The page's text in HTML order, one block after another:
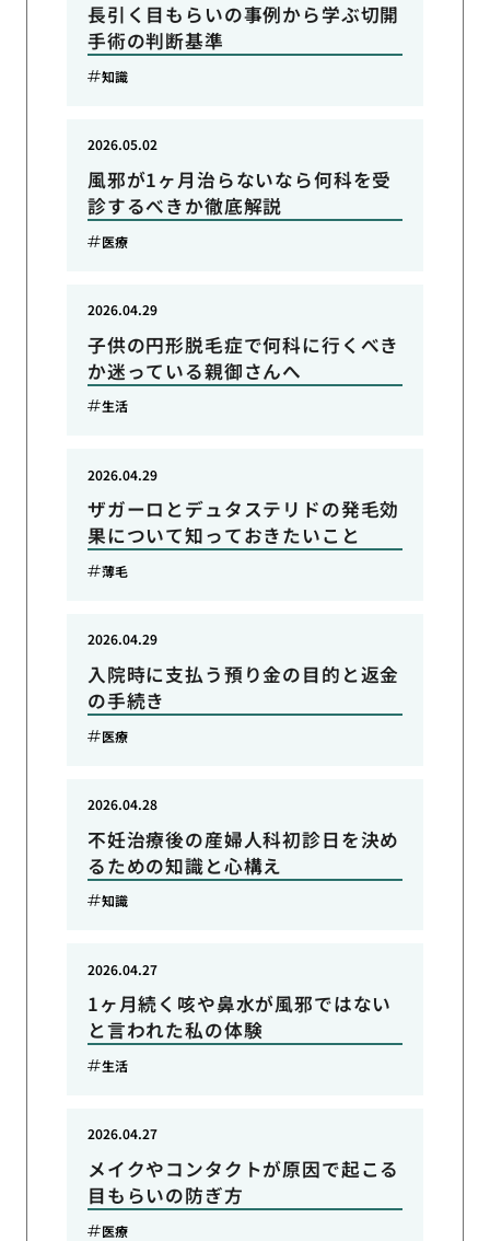
長引く目もらいの事例から学ぶ切開
手術の判断基準
知識
風邪が1ヶ月治らないなら何科を受
診するべきか徹底解説
2026.05.02
医療
子供の円形脱毛症で何科に行くべき
か迷っている親御さんへ
2026.04.29
生活
ザガーロとデュタステリドの発毛効
果について知っておきたいこと
2026.04.29
薄毛
入院時に支払う預り金の目的と返金
の手続き
2026.04.29
医療
不妊治療後の産婦人科初診日を決め
るための知識と心構え
2026.04.28
知識
1ヶ月続く咳や鼻水が風邪ではない
と言われた私の体験
2026.04.27
生活
メイクやコンタクトが原因で起こる
目もらいの防ぎ方
2026.04.27
医療